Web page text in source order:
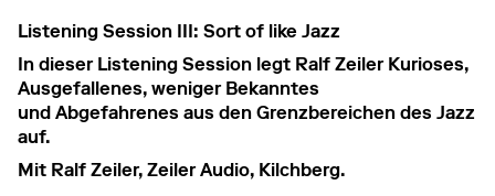
Listening Session III: Sort of like Jazz
In dieser Listening Session legt Ralf Zeiler Kurioses,
Ausgefallenes, weniger Bekanntes
und Abgefahrenes aus den Grenzbereichen des Jazz
auf.
Mit Ralf Zeiler, Zeiler Audio, Kilchberg.